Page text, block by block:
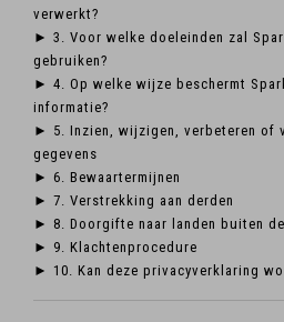
verwerkt?
► 3. Voor welke doeleinden zal
gebruiken?
► 4. Op welke wijze beschermt
informatie?
► 5. Inzien, wijzigen, verbeteren of
gegevens
► 6. Bewaartermijnen
► 7. Verstrekking aan derden
► 8. Doorgifte naar landen buiten de
► 9. Klachtenprocedure
► 10. Kan deze privacyverklaring